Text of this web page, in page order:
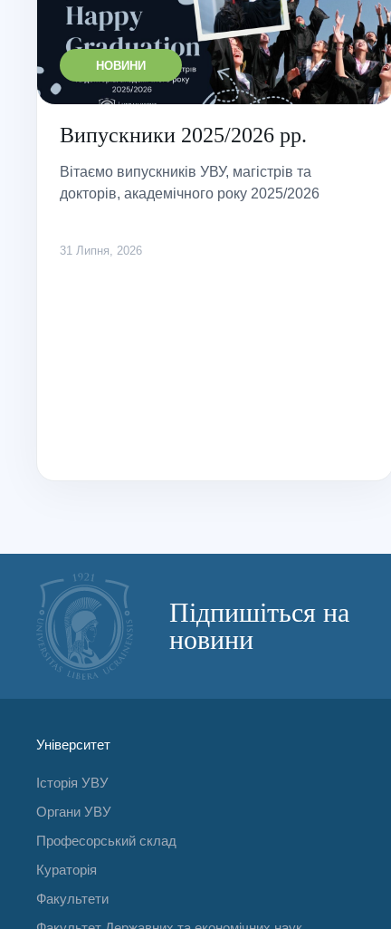
НОВИНИ
Випускники 2025/2026 рр.
Вітаємо випускників УВУ, магістрів та
докторів, академічного року 2025/2026
31 Липня, 2026
Підпишіться на
новини
Університет
Історія УВУ
Органи УВУ
Професорський склад
Кураторія
Факультети